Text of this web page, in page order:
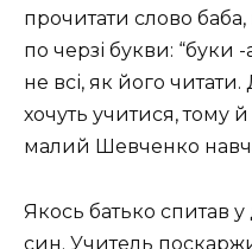
прочитати слово
по черзі букви: “буки
не всі, як його
хочуть учитися, тому
малий Шевченко
Якось батько спитав
син. Учитель